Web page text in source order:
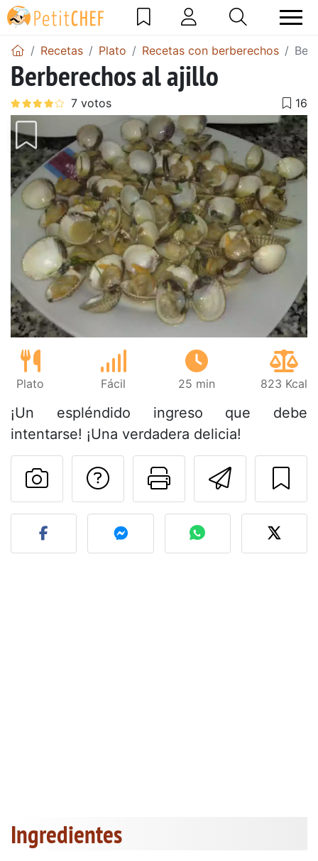
Recetas Plato Recetas con berberechos
Berberechos al ajillo
Plato Fácil 25 min 823 Kcal
¡Un espléndido ingreso que debe
intentarse! ¡Una verdadera delicia!
Imprimir
Preguntar al autor
Publicar la foto de esta
Ingredientes